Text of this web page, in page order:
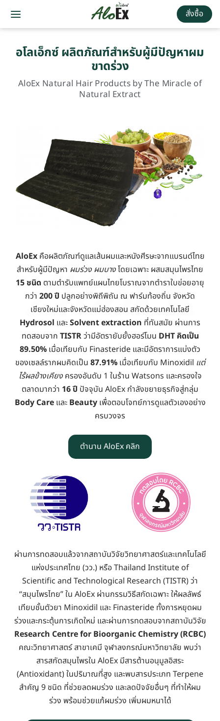
สั่งซื้อ
ใหม่!
เซรั่
แก้ผมหงอก
จาก
ความเครียด
อโลเอ็กซ์ ผลิตภัณฑ์สำหรับผู้มีปัญหาผม
ขาดร่วง
AloEx Natural Hair Products by The Miracle of
Natural Extract
AloExคือผลิตภัณฑ์ดูแลเส้นผมและหนังศีรษะจากแบรนด์ไทย
สำหรับผู้มีปัญหา ผมร่วง ผมบางโดยเฉพาะ ผสมสมุนไพรไทย
15 ชนิด ตามตำรับแพทย์แผนไทยโบราณจากตำราใบข่อยอายุ
กว่า 200 ปี ปลูกอย่างพิถีพิถัน ณ ฟาร์มท้องถิ่น จังหวัด
เชียงใหม่และจังหวัดแม่ฮ่องสอน สกัดด้วยเทคโนโลยี
Hydrosol และSolvent extraction ที่ทันสมัย ผ่านการ
ทดสอบจาก TISTRว่ามีอัตรายับยั้งฮอร์โมน DHT คิดเป็น
89.50% เมื่อเทียบกับ Finasteride และมีอัตราการแบ่งตัว
ของเซลล์รากผมคิดเป็น 87.91%เมื่อเทียบกับ Minoxidil แต่
ไร้ผลข้างเคียงครองอันดับ 1 ในร้าน Watsons และครองใจ
ตลาดมากว่า 16 ปี ปัจจุบัน AloEx กำลังขยายธุรกิจสู่กลุ่ม
Body Careและ Beautyเพื่อตอบโจทย์การดูแลตัวเองอย่าง
ครบวงจร
ตำนาน AloEx คลิก
ผ่านการทดสอบแล้วจากสถาบันวิจัยวิทยาศาสตร์และเทคโนโลยี
แห่งประเทศไทย (วว.) หรือ Thailand Institute of
Scientific and Technological Research (TISTR) ว่า
“สมุนไพรไทย” ใน AloEx ผ่านกรรมวิธีสกัดเฉพาะ ให้ผลลัพธ์
เทียบชั้นตัวยา Minoxidil และ Finasteride ทั้งการหยุดผม
ร่วงและกระตุ้นการเกิดใหม่ และผ่านการทดสอบจากสถาบันวิจัย
Research Centre for Bioorganic Chemistry (RCBC)
คณะวิทยาศาสตร์ สาขาเคมี จุฬาลงกรณ์มหาวิทยาลัย พบว่า
สารสกัดสมุนไพรใน AloEx มีสารต้านอนุมูลอิสระ
(Antioxidant) ในปริมาณที่สูง และพบสารประเภท Terpene
สำคัญ 9 ชนิด ที่ช่วยลดผมร่วง และลดปัจจัยอื่นๆ ที่ทำให้ผม
ร่วง พร้อมช่วยแก้ผมร่วง เพิ่มผมหนาได้